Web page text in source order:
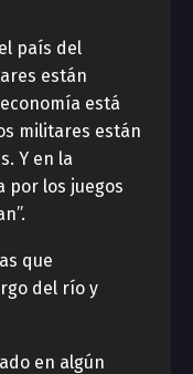
país del
están
está
militares están
Y en la
por los juegos
que
del río y
en algún